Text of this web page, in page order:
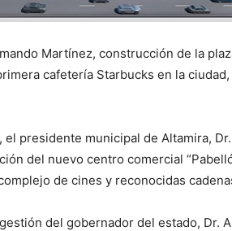
Martínez, construcción de la
cafetería Starbucks en la
el presidente municipal de Altamira,
del nuevo centro comercial
de cines y reconocidas
del gobernador del estado, Dr.